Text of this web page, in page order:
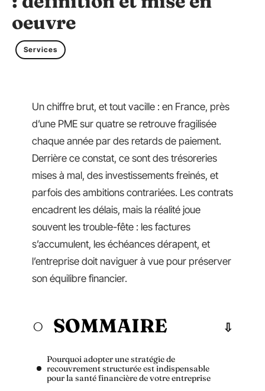
oeuvre
Services
Un chiffre brut, et tout vacille : en France, près
d’une PME sur quatre se retrouve fragilisée
chaque année par des retards de paiement.
Derrière ce constat, ce sont des trésoreries
mises à mal, des investissements freinés, et
parfois des ambitions contrariées. Les contrats
encadrent les délais, mais la réalité joue
souvent les trouble-fête : les factures
s’accumulent, les échéances dérapent, et
l’entreprise doit naviguer à vue pour préserver
son équilibre financier.
SOMMAIRE
Pourquoi adopter une stratégie de
recouvrement structurée est indispensable
pour la santé financière de votre entreprise